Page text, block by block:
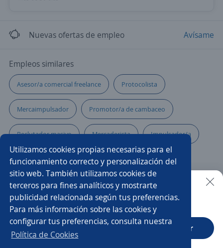
Utilizamos cookies propias necesarias para el
funcionamiento correcto y personalización del
sitio web. También utilizamos cookies de
terceros para fines analíticos y mostrarte
publicidad relacionada según tus preferencias.
Para más información sobre las cookies y
configurar tus preferencias, consulta nuestra
Política de Cookies
Nuevas ofertas de empleo Avísame
Empleos similares
Asesor/a comercial freelance Protocolista
Mercaimpulsador Promotor/a de cambaceo
Reclutador masivo Mercaderista Impulsador/a
Promotor/a comercial Promotor/a mercaderista
Manipulador/a de alimentos Mercaderista de ruta
Comercial tienda Asesor/a comercial
Promotor/a de crédito comerciante
Buscar es más fácil en la app
CT App Abrir